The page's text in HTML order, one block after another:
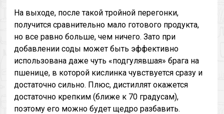
На выходе, после такой тройной перегонки,
получится сравнительно мало готового продукта,
но все равно больше, чем ничего. Зато при
добавлении соды может быть эффективно
использована даже чуть «подгулявшая» брага на
пшенице, в которой кислинка чувствуется сразу и
достаточно сильно. Плюс, дистиллят окажется
достаточно крепким (ближе к 70 градусам),
поэтому его можно будет щедро разбавить.